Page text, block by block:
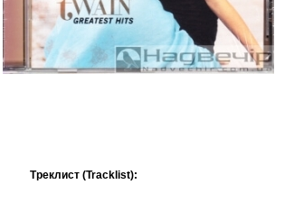
Треклист (Tracklist):